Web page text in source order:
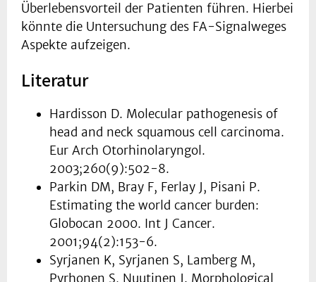
Überlebensvorteil der Patienten führen. Hierbei
könnte die Untersuchung des FA-Signalweges
Aspekte aufzeigen.
Literatur
Hardisson D. Molecular pathogenesis of
head and neck squamous cell carcinoma.
Eur Arch Otorhinolaryngol.
2003;260(9):502-8.
Parkin DM, Bray F, Ferlay J, Pisani P.
Estimating the world cancer burden:
Globocan 2000. Int J Cancer.
2001;94(2):153-6.
Syrjanen K, Syrjanen S, Lamberg M,
Pyrhonen S, Nuutinen J. Morphological